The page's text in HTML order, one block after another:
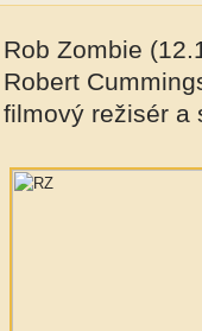
Rob Zombie
Robert
filmový režisér a